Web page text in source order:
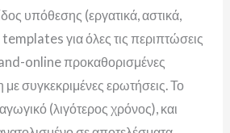
υπόθεσης (εργατικά, αστικά,
templates για όλες τις περιπτώσεις
online προκαθορισμένες
με συγκεκριμένες ερωτήσεις.Το
(λιγότερος χρόνος), και